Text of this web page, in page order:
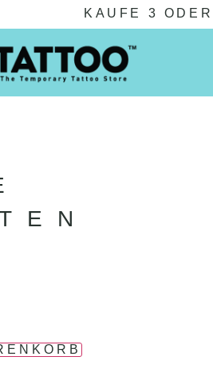
KAUFE 3